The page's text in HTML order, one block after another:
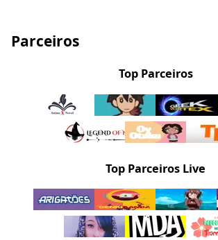
Parceiros
Top Parceiros
Top Parceiros Live